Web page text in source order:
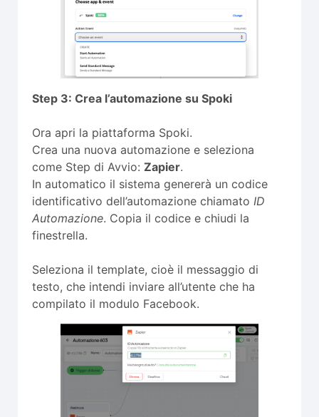
Step 3: Crea l’automazione su Spoki
Ora apri la piattaforma Spoki.
Crea una nuova automazione e seleziona
come Step di Avvio: Zapier.
In automatico il sistema genererà un codice
identificativo dell’automazione chiamato ID
Automazione. Copia il codice e chiudi la
finestrella.
Seleziona il template, cioè il messaggio di
testo, che intendi inviare all’utente che ha
compilato il modulo Facebook.